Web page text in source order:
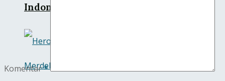
Indonesia 2026
Komentar*